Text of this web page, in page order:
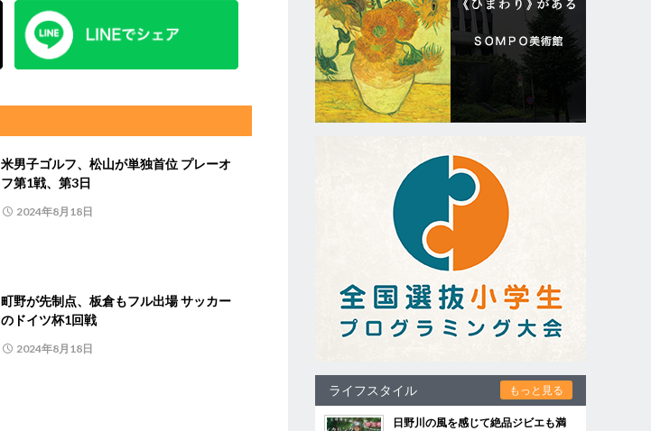
米男子ゴルフ、松山が単独首位 プレーオ
フ第1戦、第3日
2024年8月18日
町野が先制点、板倉もフル出場 サッカー
のドイツ杯1回戦
2024年8月18日
ライフスタイル もっと見る
日野川の風を感じて絶品ジビエも満